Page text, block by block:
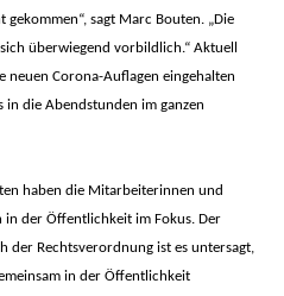
sagt Marc Bouten. „Die
überwiegend vorbildlich.“ Aktuell
neuen Corona-Auflagen eingehalten
in die Abendstunden im ganzen
haben die Mitarbeiterinnen und
der Öffentlichkeit im Fokus. Der
der Rechtsverordnung ist es untersagt,
in der Öffentlichkeit